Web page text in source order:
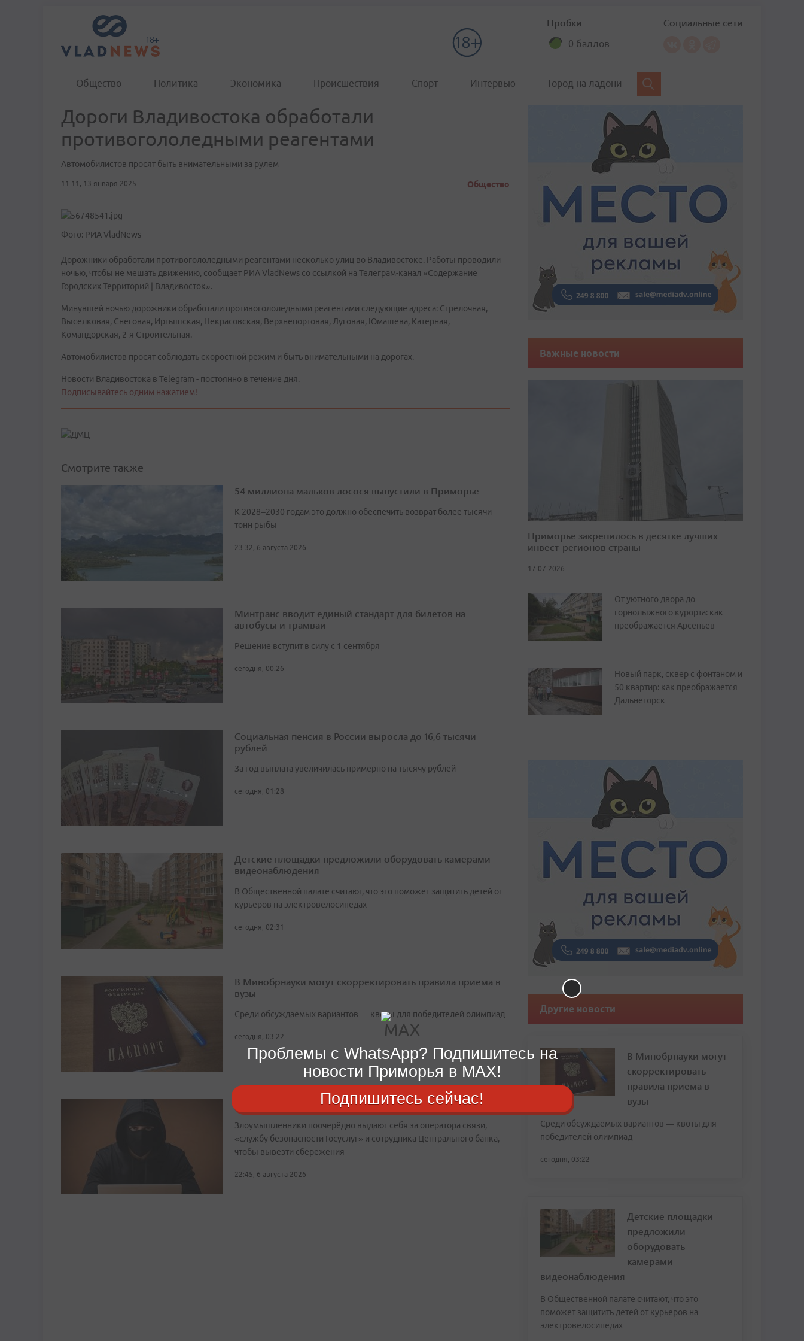
Пробки
0 баллов
Социальные сети
Общество Политика Экономика Происшествия Спорт Интервью Город на ладони
Дороги Владивостока обработали
противогололедными реагентами
Автомобилистов просят быть внимательными за рулем
11:11, 13 января 2025 Общество
Фото: РИА VladNews
Дорожники обработали противогололедными реагентами несколько улиц во Владивостоке. Работы проводили
ночью, чтобы не мешать движению, сообщает РИА VladNews со ссылкой на Телеграм-канал «Содержание
Городских Территорий | Владивосток».
Минувшей ночью дорожники обработали противогололедными реагентами следующие адреса: Стрелочная,
Выселковая, Снеговая, Иртышская, Некрасовская, Верхнепортовая, Луговая, Юмашева, Катерная,
Командорская, 2-я Строительная.
Автомобилистов просят соблюдать скоростной режим и быть внимательными на дорогах.
Новости Владивостока в Telegram - постоянно в течение дня.
Подписывайтесь одним нажатием!
Смотрите также
54 миллиона мальков лосося выпустили в Приморье
К 2028–2030 годам это должно обеспечить возврат более тысячи
тонн рыбы
23:32, 6 августа 2026
Минтранс вводит единый стандарт для билетов на
автобусы и трамваи
Решение вступит в силу с 1 сентября
сегодня, 00:26
Социальная пенсия в России выросла до 16,6 тысячи
рублей
За год выплата увеличилась примерно на тысячу рублей
сегодня, 01:28
Детские площадки предложили оборудовать камерами
видеонаблюдения
В Общественной палате считают, что это поможет защитить детей от
курьеров на электровелосипедах
сегодня, 02:31
В Минобрнауки могут скорректировать правила приема в
вузы
Среди обсуждаемых вариантов — квоты для победителей олимпиад
сегодня, 03:22
О новой схеме мошенников рассказали в МВД
Злоумышленники поочерёдно выдают себя за оператора связи,
«службу безопасности Госуслуг» и сотрудника Центрального банка,
чтобы вывезти сбережения
22:45, 6 августа 2026
Важные новости
Приморье закрепилось в десятке лучших
инвест-регионов страны
17.07.2026
От уютного двора до
горнолыжного курорта: как
преображается Арсеньев
Новый парк, сквер с фонтаном и
50 квартир: как преображается
Дальнегорск
Другие новости
В Минобрнауки могут
скорректировать
правила приема в
вузы
Среди обсуждаемых вариантов — квоты для
победителей олимпиад
сегодня, 03:22
Детские площадки
предложили
оборудовать
камерами
видеонаблюдения
В Общественной палате считают, что это
поможет защитить детей от курьеров на
электровелосипедах
Проблемы с WhatsApp? Подпишитесь на
новости Приморья в MAX!
Подпишитесь сейчас!